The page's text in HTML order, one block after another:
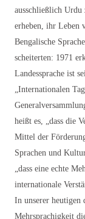
ausschließlich Urdu
erheben, ihr Leben
Bengalische
scheiterten: 1971
Landessprache ist
„Internationalen
heißt es, „dass die
Mittel der
Sprachen und
„dass eine echte
internationale
In unserer heutigen
Mehrsprachigkeit